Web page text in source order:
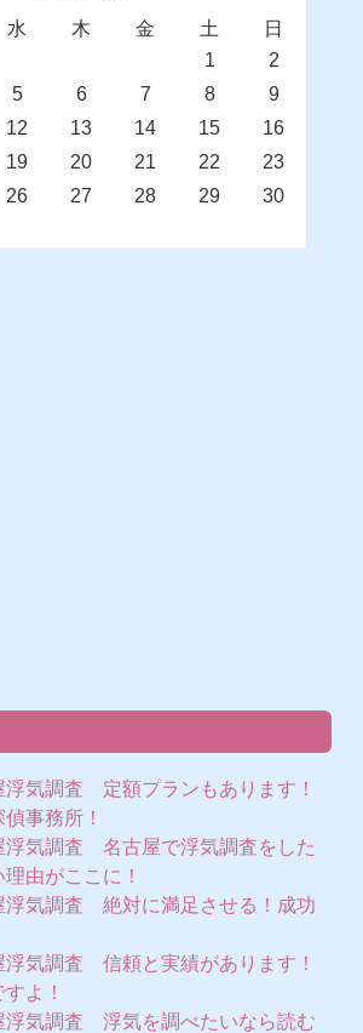
水 木 金 土
日
1
2
5 6 7 8
9
12 13 14 15
16
19 20 21 22
23
26 27 28 29
30
気調査 定額プランもあります！
事務所！
気調査 名古屋で浮気調査をした
由がここに！
気調査 絶対に満足させる！成功
気調査 信頼と実績があります！
よ！
気調査 浮気を調べたいなら読む